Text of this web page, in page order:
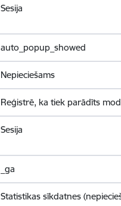
Sesija
auto_popup_showed
Nepieciešams
Reģistrē, ka tiek parādīts
Sesija
_ga
Statistikas sīkdatnes